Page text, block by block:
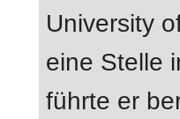
University
eine Stelle
führte er